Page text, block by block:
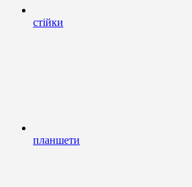
стійки
планшети